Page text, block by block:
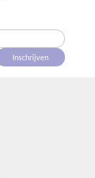
Inschrijven